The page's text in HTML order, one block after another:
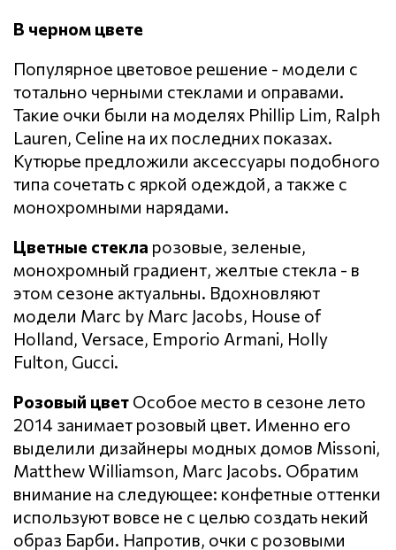
В черном цвете
Популярное цветовое решение - модели с
тотально черными стеклами и оправами.
Такие очки были на моделях Phillip Lim, Ralph
Lauren, Celine на их последних показах.
Кутюрье предложили аксессуары подобного
типа сочетать с яркой одеждой, а также с
монохромными нарядами.
Цветные стекла розовые, зеленые,
монохромный градиент, желтые стекла - в
этом сезоне актуальны. Вдохновляют
модели Marc by Marc Jacobs, House of
Holland, Versace, Emporio Armani, Holly
Fulton, Gucci.
Розовый цвет Особое место в сезоне лето
2014 занимает розовый цвет. Именно его
выделили дизайнеры модных домов Missoni,
Matthew Williamson, Marc Jacobs. Обратим
внимание на следующее: конфетные оттенки
используют вовсе не с целью создать некий
образ Барби. Напротив, очки с розовыми